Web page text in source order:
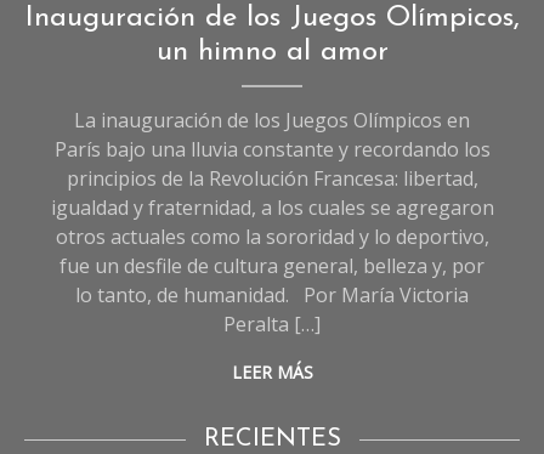
Deportes,
Opinión,
Inauguración de los Juegos Olímpicos,
un himno al amor
La inauguración de los Juegos Olímpicos en
París bajo una lluvia constante y recordando los
principios de la Revolución Francesa: libertad,
igualdad y fraternidad, a los cuales se agregaron
otros actuales como la sororidad y lo deportivo,
fue un desfile de cultura general, belleza y, por
lo tanto, de humanidad. Por María Victoria
Peralta […]
LEER MÁS
RECIENTES